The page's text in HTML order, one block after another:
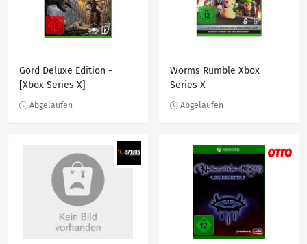
Gord Deluxe Edition -
[Xbox Series X]
Worms Rumble Xbox
Series X